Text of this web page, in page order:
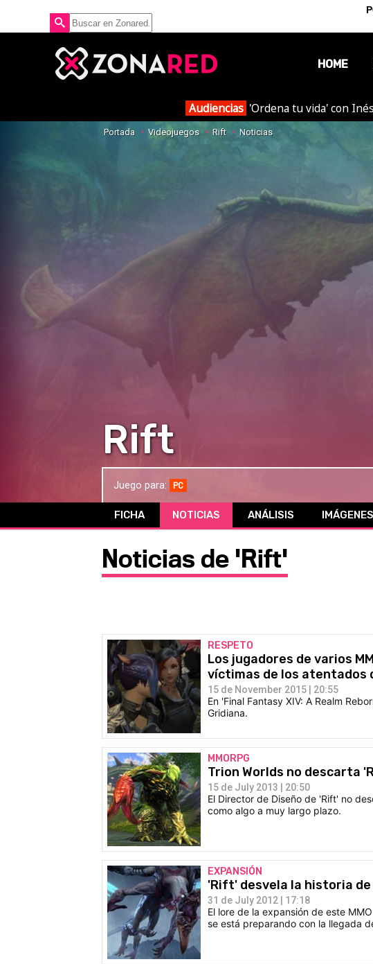
HOME
Audiencias 'Ordena tu vida' con
Portada Videojuegos Rift Noticias
Rift
Juego para: PC
FICHA NOTICIAS ANÁLISIS IMÁGENES
Noticias de 'Rift'
RESPETO
Los jugadores de varios
víctimas de los atentados
15 de November 2015 | 20:55
En 'Final Fantasy XIV: A Realm
Gridiana.
MMORPG
Trion Worlds no descarta
15 de July 2013 | 20:50
El Director de Diseño de 'Rift' no
como algo a muy largo plazo.
EXPANSIÓN
'Rift' desvela la historia
31 de July 2012 | 17:18
El lore de la expansión de este
se está preparando con la llegada